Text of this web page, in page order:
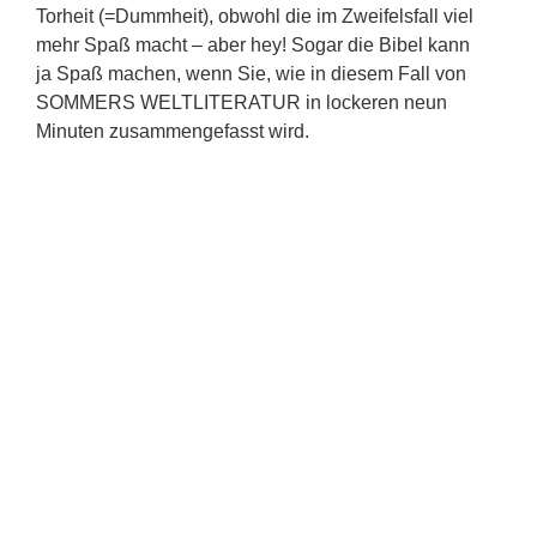
Torheit (=Dummheit), obwohl die im Zweifelsfall viel
mehr Spaß macht – aber hey! Sogar die Bibel kann
ja Spaß machen, wenn Sie, wie in diesem Fall von
SOMMERS WELTLITERATUR in lockeren neun
Minuten zusammengefasst wird.